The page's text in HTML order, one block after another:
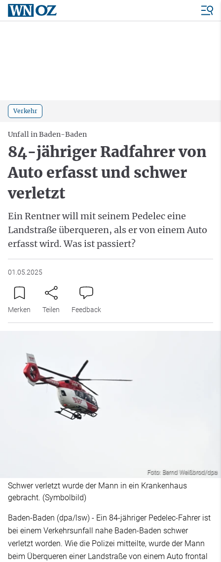
Verkehr
Unfall in Baden-Baden
84-jähriger Radfahrer von
Auto erfasst und schwer
verletzt
Ein Rentner will mit seinem Pedelec eine
Landstraße überqueren, als er von einem Auto
erfasst wird. Was ist passiert?
01.05.2025
Merken Teilen Feedback
Foto: Bernd Weißbrod/dpa
Schwer verletzt wurde der Mann in ein Krankenhaus
gebracht. (Symbolbild)
Baden-Baden (dpa/lsw) - Ein 84-jähriger Pedelec-Fahrer ist
bei einem Verkehrsunfall nahe Baden-Baden schwer
verletzt worden. Wie die Polizei mitteilte, wurde der Mann
beim Überqueren einer Landstraße von einem Auto frontal